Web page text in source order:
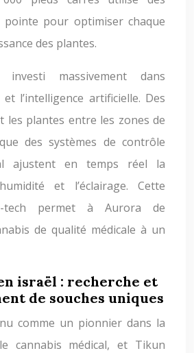
pointe pour optimiser chaque
des plantes.
investi massivement dans
et l’intelligence artificielle. Des
les plantes entre les zones de
des systèmes de contrôle
ajustent en temps réel la
et l’éclairage. Cette
tech permet à Aurora de
de qualité médicale à un
israël : recherche et
de souches uniques
comme un pionnier dans la
cannabis médical, et Tikun